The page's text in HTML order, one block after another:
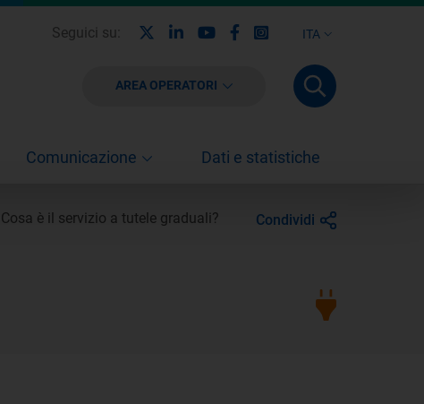
ITA
Seguici su: LinkedinYoutubeFacebook
Instagram
AREA OPERATORI
Comunicazione Dati e statistiche
Cosa è il servizio a tutele graduali? Condividi